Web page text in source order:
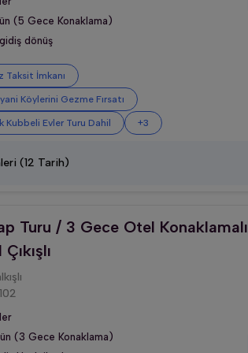
(5 Gece Konaklama)
dönüş
Taksit İmkanı
Köylerini Gezme Fırsatı
Kubbeli Evler Turu Dahil +3
(12 Tarih)
Turu / 3 Gece Otel Konaklamalı
(3 Gece Konaklama)